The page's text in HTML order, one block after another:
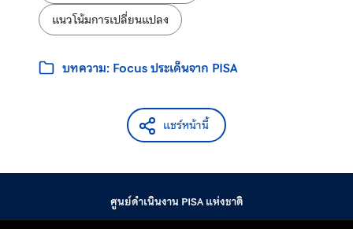
แนวโน้มการเปลี่ยนแปลง
หมวดหมู่:
บทความ: Focus ประเด็นจาก PISA
แชร์หน้านี้
ศูนย์ดำเนินงาน PISA แห่งชาติ